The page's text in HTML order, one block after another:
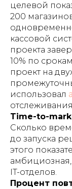
целевой
200
кассовой
проекта
10% по
проект на
использовал
Time-to-
Сколько
до запуска
этого
IT-отделов.
Процент